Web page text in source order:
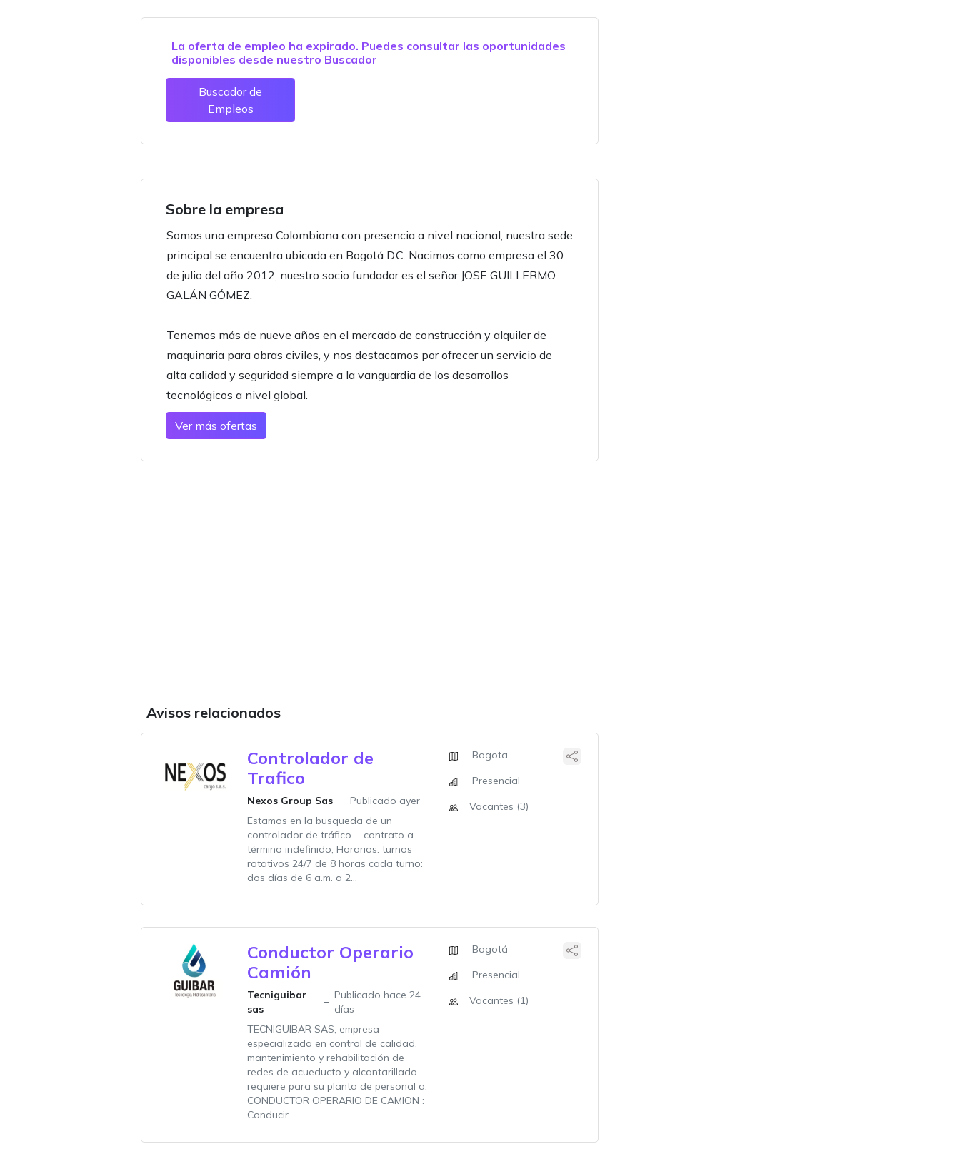
La oferta de empleo ha expirado. Puedes consultar las oportunidades
disponibles desde nuestro Buscador
Buscador de
Empleos
Sobre la empresa
Somos una empresa Colombiana con presencia a nivel nacional, nuestra sede
principal se encuentra ubicada en Bogotá D.C. Nacimos como empresa el 30
de julio del año 2012, nuestro socio fundador es el señor JOSE GUILLERMO
GALÁN GÓMEZ.
Tenemos más de nueve años en el mercado de construcción y alquiler de
maquinaria para obras civiles, y nos destacamos por ofrecer un servicio de
alta calidad y seguridad siempre a la vanguardia de los desarrollos
tecnológicos a nivel global.
Ver más ofertas
Avisos relacionados
Controlador de
Trafico
Nexos Group Sas
Publicado ayer
Estamos en la busqueda de un
controlador de tráfico. - contrato a
término indefinido, Horarios: turnos
rotativos 24/7 de 8 horas cada turno:
dos días de 6 a.m. a 2...
Bogota
Presencial
Vacantes (3)
Conductor Operario
Camión
Tecniguibar
sas
Publicado hace 24
días
TECNIGUIBAR SAS, empresa
especializada en control de calidad,
mantenimiento y rehabilitación de
redes de acueducto y alcantarillado
requiere para su planta de personal a:
CONDUCTOR OPERARIO DE CAMION :
Conducir...
Bogotá
Presencial
Vacantes (1)